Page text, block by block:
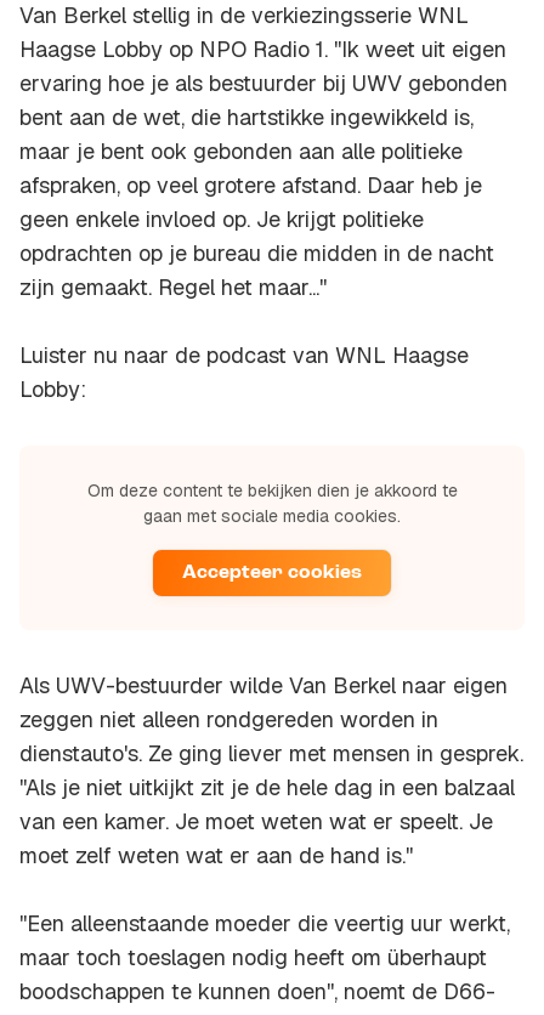
Van Berkel stellig in de verkiezingsserie WNL
Haagse Lobby op NPO Radio 1. ''Ik weet uit eigen
ervaring hoe je als bestuurder bij UWV gebonden
bent aan de wet, die hartstikke ingewikkeld is,
maar je bent ook gebonden aan alle politieke
afspraken, op veel grotere afstand. Daar heb je
geen enkele invloed op. Je krijgt politieke
opdrachten op je bureau die midden in de nacht
zijn gemaakt. Regel het maar...''
Luister nu naar de podcast van WNL Haagse
Lobby:
Om deze content te bekijken dien je akkoord te
gaan met sociale media cookies.
Accepteer cookies
Als UWV-bestuurder wilde Van Berkel naar eigen
zeggen niet alleen rondgereden worden in
dienstauto's. Ze ging liever met mensen in gesprek.
''Als je niet uitkijkt zit je de hele dag in een balzaal
van een kamer. Je moet weten wat er speelt. Je
moet zelf weten wat er aan de hand is.''
''Een alleenstaande moeder die veertig uur werkt,
maar toch toeslagen nodig heeft om überhaupt
boodschappen te kunnen doen'', noemt de D66-